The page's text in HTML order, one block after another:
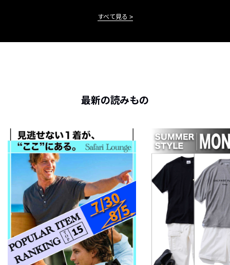
すべて見る
最新の読みもの